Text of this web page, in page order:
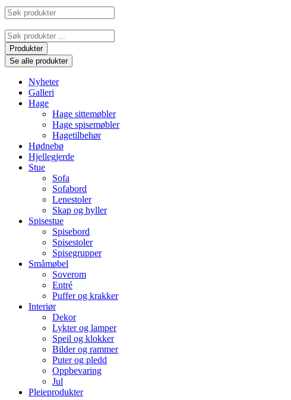
Søk
produkter
Search
...Produkter
Se alle produkter
Nyheter
Galleri
Hage
Hage sittemøbler
Hage spisemøbler
Hagetilbehør
Hødnebø
Hjellegjerde
Stue
Sofa
Sofabord
Lenestoler
Skap og hyller
Spisestue
Spisebord
Spisestoler
Spisegrupper
Småmøbel
Soverom
Entré
Puffer og krakker
Interiør
Dekor
Lykter og lamper
Speil og klokker
Bilder og rammer
Puter og pledd
Oppbevaring
Jul
Pleieprodukter